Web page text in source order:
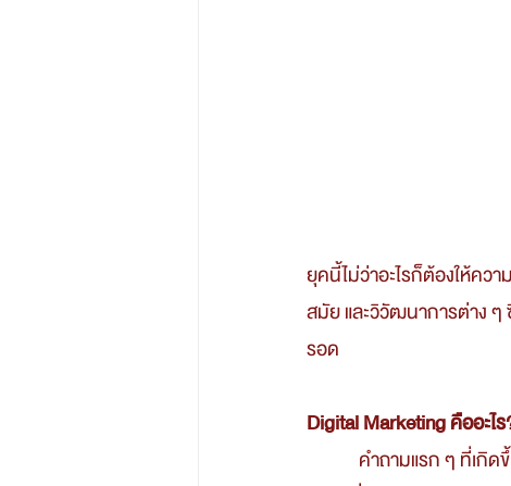
ยุคนี้ไม่ว่าอะไรก็ต้องให้ค
สมัย และวิวัฒนาการต่าง
รอด
Digital Marketing คืออะไ